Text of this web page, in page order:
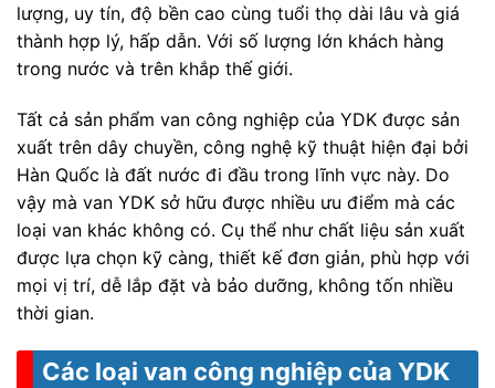
lượng, uy tín, độ bền cao cùng tuổi thọ dài lâu và giá
thành hợp lý, hấp dẫn. Với số lượng lớn khách hàng
trong nước và trên khắp thế giới.
Tất cả sản phẩm van công nghiệp của YDK được sản
xuất trên dây chuyền, công nghệ kỹ thuật hiện đại bởi
Hàn Quốc là đất nước đi đầu trong lĩnh vực này. Do
vậy mà van YDK sở hữu được nhiều ưu điểm mà các
loại van khác không có. Cụ thể như chất liệu sản xuất
được lựa chọn kỹ càng, thiết kế đơn giản, phù hợp với
mọi vị trí, dễ lắp đặt và bảo dưỡng, không tốn nhiều
thời gian.
Các loại van công nghiệp của YDK